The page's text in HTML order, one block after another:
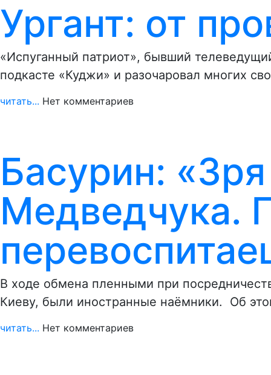
Ургант: от
«Испуганный патриот», бывший
подкасте «Куджи» и разочаровал многих
читать... Нет комментариев
Басурин:
Медведчука.
В ходе обмена пленными при
Киеву, были иностранные наёмники. Об
читать... Нет комментариев